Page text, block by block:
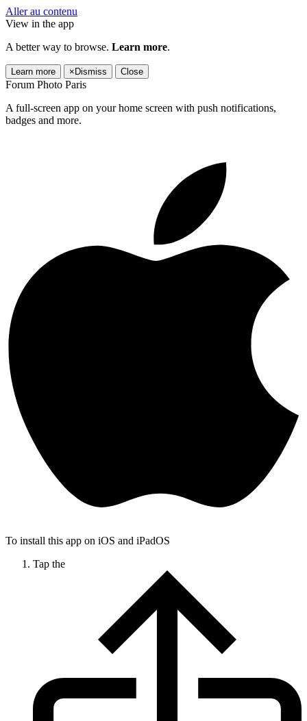
Aller au contenu
View in the app
A better way to browse. Learn more.
Learn more × Dismiss Close
Forum Photo Paris
A full-screen app on your home screen with push notifications,
badges and more.
To install this app on iOS and iPadOS
Tap the